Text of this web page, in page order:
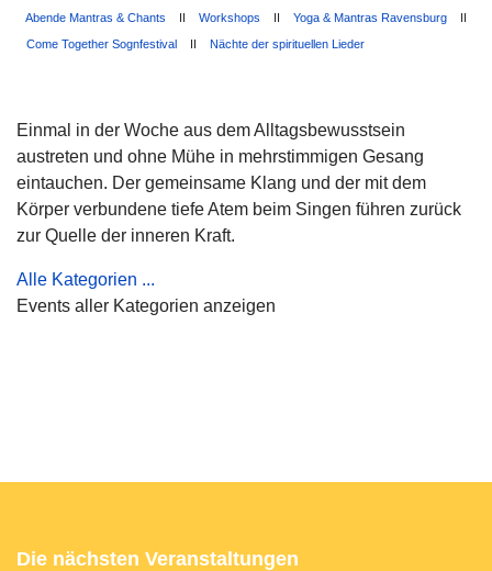
Abende Mantras & Chants II Workshops II Yoga & Mantras Ravensburg II
Come Together Sognfestival II Nächte der spirituellen Lieder
Einmal in der Woche aus dem Alltagsbewusstsein
austreten und ohne Mühe in mehrstimmigen Gesang
eintauchen. Der gemeinsame Klang und der mit dem
Körper verbundene tiefe Atem beim Singen führen zurück
zur Quelle der inneren Kraft.
Alle Kategorien ...
Events aller Kategorien anzeigen
Die nächsten Veranstaltungen